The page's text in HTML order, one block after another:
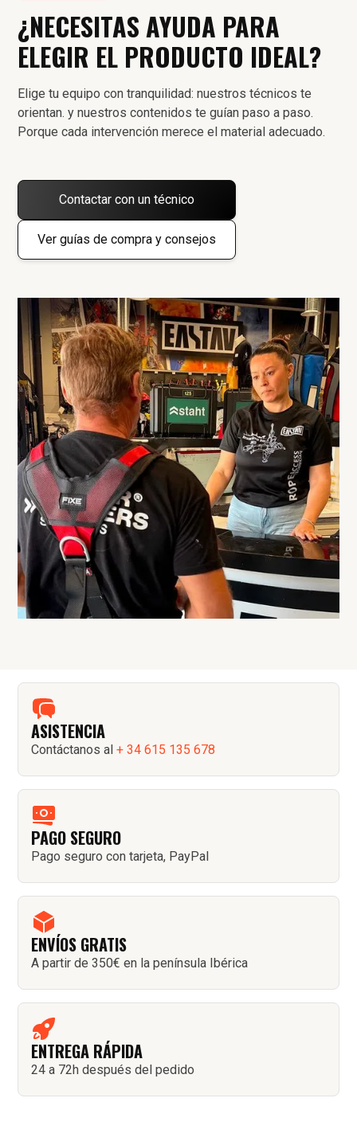
¿NECESITAS AYUDA PARA
ELEGIR EL PRODUCTO IDEAL?
Elige tu equipo con tranquilidad: nuestros técnicos te
orientan. y nuestros contenidos te guían paso a paso.
Porque cada intervención merece el material adecuado.
Contactar con un técnico
Ver guías de compra y consejos
ASISTENCIA
Contáctanos al+ 34 615 135 678
PAGO SEGURO
Pago seguro con tarjeta, PayPal
ENVÍOS GRATIS
A partir de 350€ en la península Ibérica
ENTREGA RÁPIDA
24 a 72h después del pedido